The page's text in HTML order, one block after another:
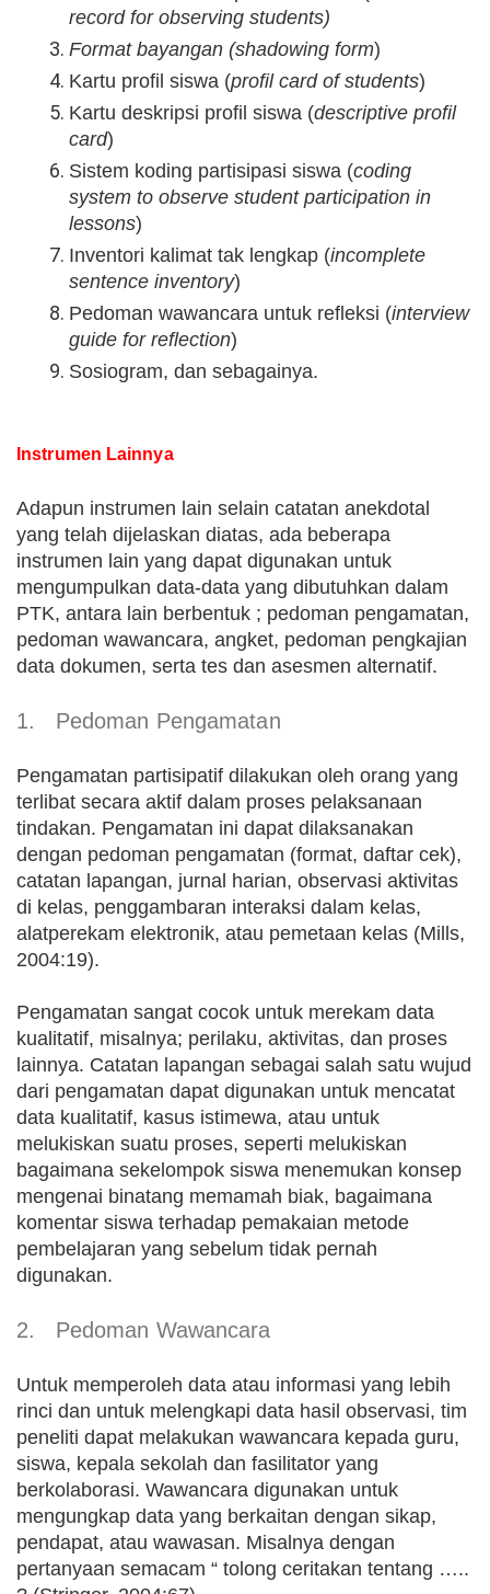
record for observing students)
Format bayangan (shadowing form)
Kartu profil siswa (profil card of students)
Kartu deskripsi profil siswa (descriptive profil
card)
Sistem koding partisipasi siswa (coding
system to observe student participation in
lessons)
Inventori kalimat tak lengkap (incomplete
sentence inventory)
Pedoman wawancara untuk refleksi (interview
guide for reflection)
Sosiogram, dan sebagainya.
Instrumen Lainnya
Adapun instrumen lain selain catatan anekdotal
yang telah dijelaskan diatas, ada beberapa
instrumen lain yang dapat digunakan untuk
mengumpulkan data-data yang dibutuhkan dalam
PTK, antara lain berbentuk ; pedoman pengamatan,
pedoman wawancara, angket, pedoman pengkajian
data dokumen, serta tes dan asesmen alternatif.
1. Pedoman Pengamatan
Pengamatan partisipatif dilakukan oleh orang yang
terlibat secara aktif dalam proses pelaksanaan
tindakan. Pengamatan ini dapat dilaksanakan
dengan pedoman pengamatan (format, daftar cek),
catatan lapangan, jurnal harian, observasi aktivitas
di kelas, penggambaran interaksi dalam kelas,
alatperekam elektronik, atau pemetaan kelas (Mills,
2004:19).
Pengamatan sangat cocok untuk merekam data
kualitatif, misalnya; perilaku, aktivitas, dan proses
lainnya. Catatan lapangan sebagai salah satu wujud
dari pengamatan dapat digunakan untuk mencatat
data kualitatif, kasus istimewa, atau untuk
melukiskan suatu proses, seperti melukiskan
bagaimana sekelompok siswa menemukan konsep
mengenai binatang memamah biak, bagaimana
komentar siswa terhadap pemakaian metode
pembelajaran yang sebelum tidak pernah
digunakan.
2. Pedoman Wawancara
Untuk memperoleh data atau informasi yang lebih
rinci dan untuk melengkapi data hasil observasi, tim
peneliti dapat melakukan wawancara kepada guru,
siswa, kepala sekolah dan fasilitator yang
berkolaborasi. Wawancara digunakan untuk
mengungkap data yang berkaitan dengan sikap,
pendapat, atau wawasan. Misalnya dengan
pertanyaan semacam “ tolong ceritakan tentang …..